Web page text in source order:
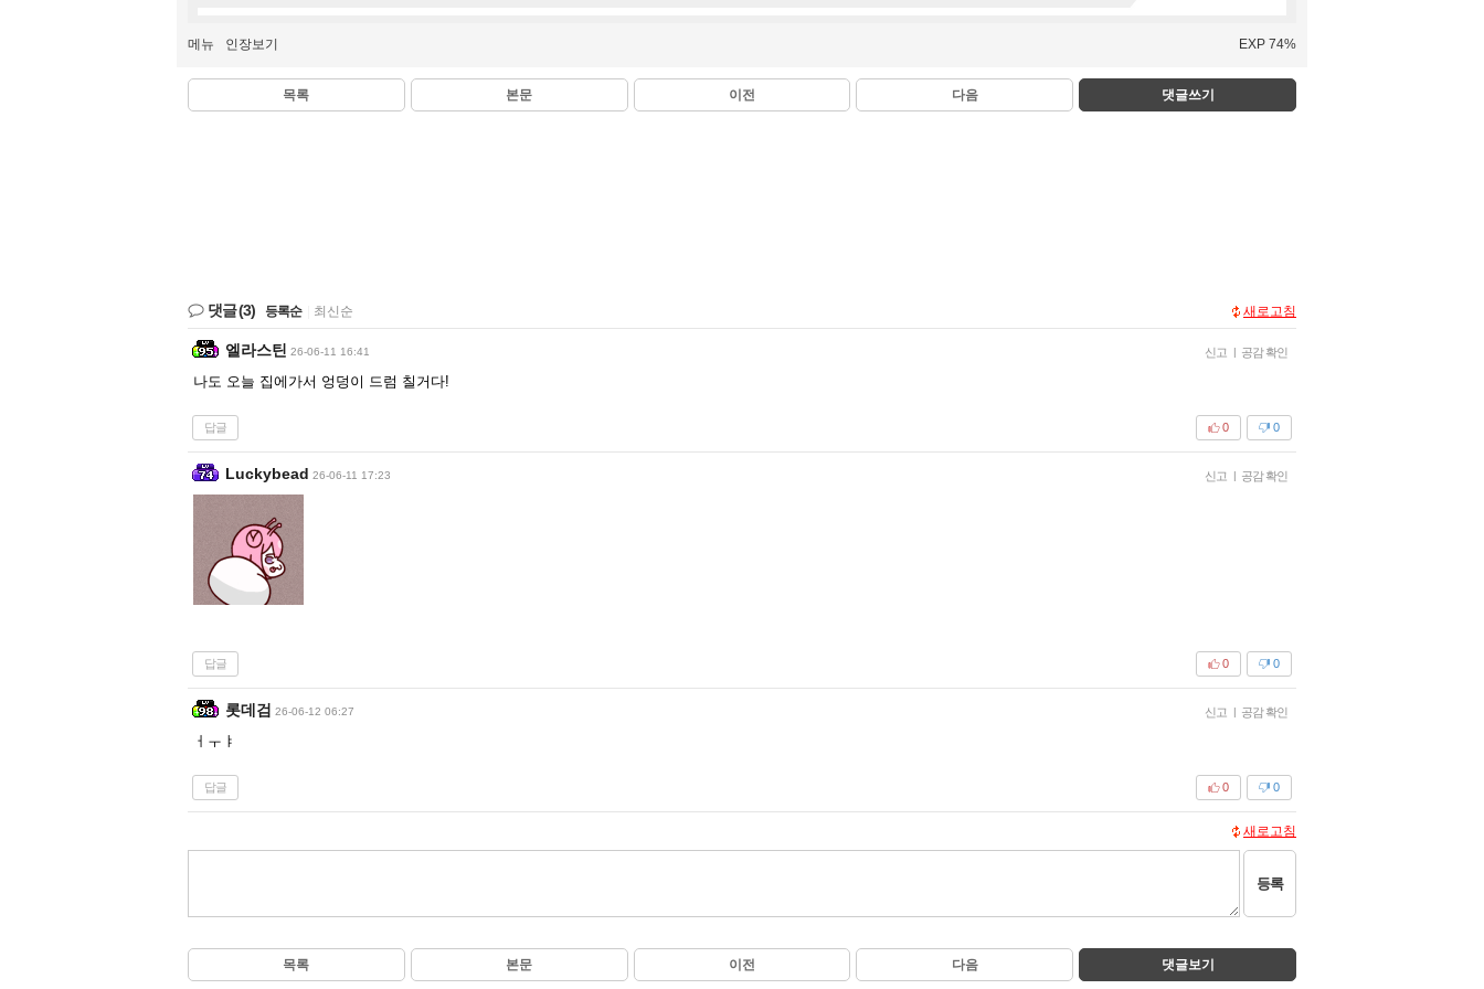
메뉴 인장보기 EXP 74%
목록 본문 이전 다음 댓글쓰기
댓글(3) 등록순 최신순 새로고침
엘라스틴 26-06-11 16:41 신고 | 공감 확인
나도 오늘 집에가서 엉덩이 드럼 칠거다!
답글 0
0
Luckybead 26-06-11 17:23 신고 | 공감 확인
답글 0
0
롯데검 26-06-12 06:27 신고 | 공감 확인
ㅓㅜㅑ
답글 0
0
새로고침
등록
목록 본문 이전 다음 댓글보기